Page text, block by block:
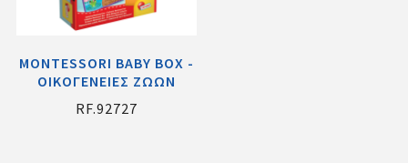
MONTESSORI BABY BOX -
ΟΙΚΟΓΕΝΕΙΕΣ ΖΩΩΝ
RF.92727